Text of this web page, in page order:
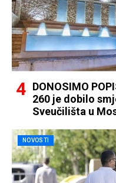
DONOSIMO
260 je dobilo
Sveučilišta u
NOVOSTI